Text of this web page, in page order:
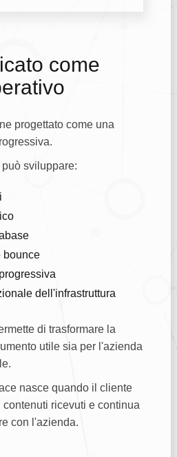
come
progettato come una
sviluppare:
bounce
dell'infrastruttura
di trasformare la
utile sia per l'azienda
nasce quando il cliente
ricevuti e continua
con l'azienda.